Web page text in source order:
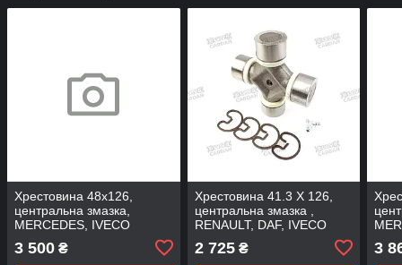
Хрестовина 48x126,
центральна змазка,
MERCEDES, IVECO
(CMRR)
3 500 ₴
Хрестовина 41.3 X 126,
центральна змазка ,
RENAULT, DAF, IVECO
(DRIVESHAFT PARTS)
2 725₴ 3